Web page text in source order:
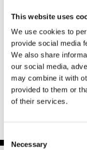
This website uses
We use cookies to
provide social media
We also share
our social media,
may combine it with
provided to them or
of their services.
Selection
Necessary
”Kari Heiskasen
on paikka, ja tarina
aikaan sekä naurua
osuu täydellisesti
kunnioittaa suurta
kunnallisella